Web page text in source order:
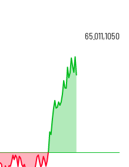
65.011,1050